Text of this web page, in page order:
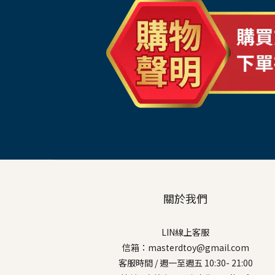
關於我們
LIN線上客服
信箱：masterdtoy@gmail.com
客服時間 / 週一至週五 10:30- 21:00